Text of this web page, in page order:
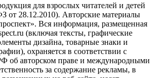
для взрослых читателей и детей
от 28.12.2010). Авторские материалы
Вся информация, размещенная
(включая тексты, графические
дизайна, товарные знаки и
охраняется в соответствии с
об авторском праве и международными
за содержание рекламы, в